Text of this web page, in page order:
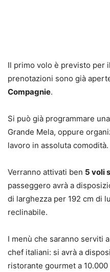
Il primo volo è previsto per il
prenotazioni sono già
Compagnie.
Si può già programmare
Grande Mela, oppure
lavoro in assoluta comodità.
Verranno attivati ben 5 voli
passeggero avrà a
di larghezza per 192 cm di
reclinabile.
I menù che saranno serviti
chef italiani: si avrà a
ristorante gourmet a 10.000